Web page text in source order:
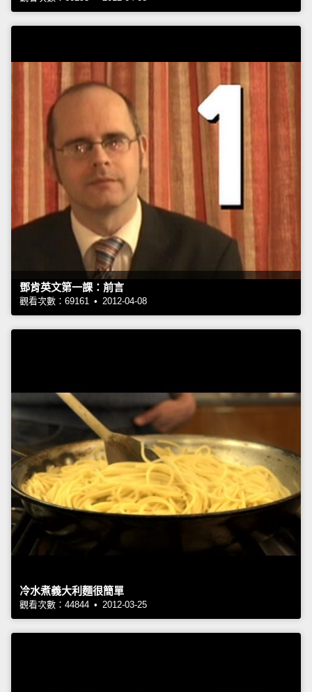
鄧肯英文第一課：前言
觀看次數：69161 • 2012-04-08
冷水煮義大利麵很簡單
觀看次數：44844 • 2012-03-25